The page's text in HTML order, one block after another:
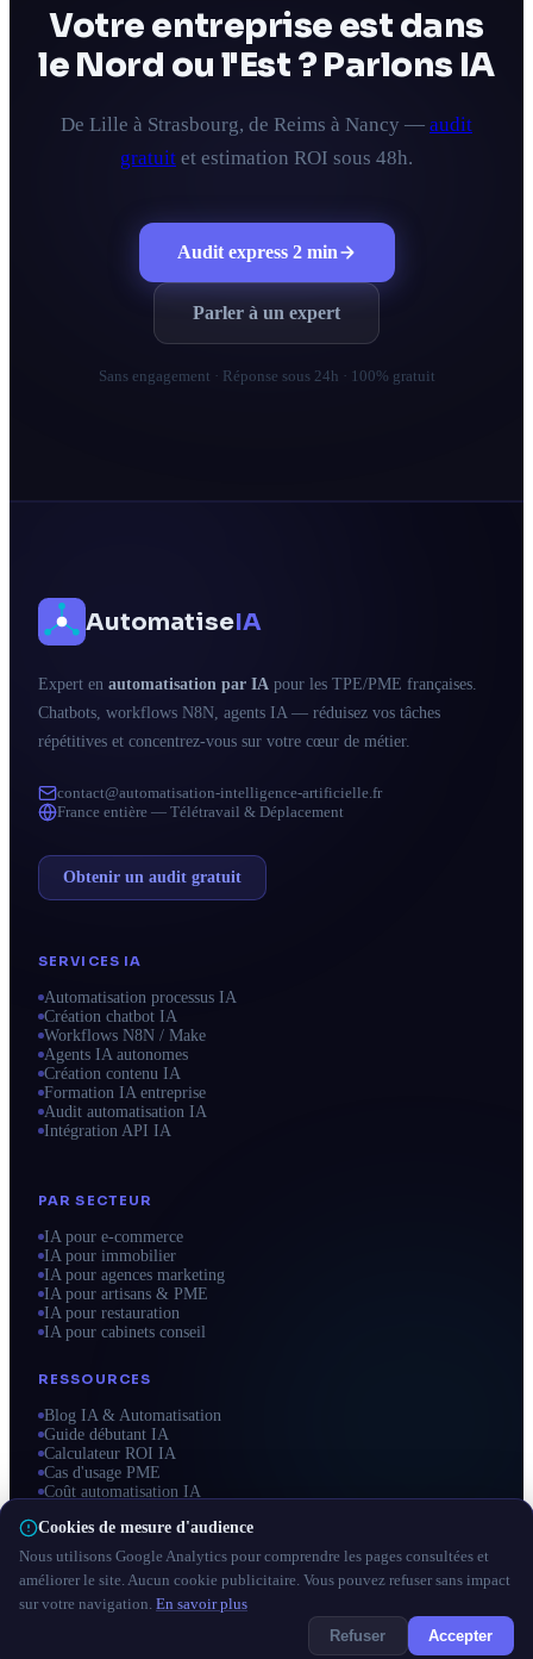
Votre entreprise est dans
le Nord ou l'Est ? Parlons IA
De Lille à Strasbourg, de Reims à Nancy — audit
gratuit et estimation ROI sous 48h.
Audit express 2 min
Parler à un expert
Sans engagement · Réponse sous 24h · 100% gratuit
AutomatiseIA
Expert en automatisation par IA pour les TPE/PME françaises.
Chatbots, workflows N8N, agents IA — réduisez vos tâches
répétitives et concentrez-vous sur votre cœur de métier.
contact@automatisation-intelligence-artificielle.fr
France entière — Télétravail & Déplacement
Obtenir un audit gratuit
SERVICES IA
Automatisation processus IA
Création chatbot IA
Workflows N8N / Make
Agents IA autonomes
Création contenu IA
Formation IA entreprise
Audit automatisation IA
Intégration API IA
PAR SECTEUR
IA pour e-commerce
IA pour immobilier
IA pour agences marketing
IA pour artisans & PME
IA pour restauration
IA pour cabinets conseil
RESSOURCES
Blog IA & Automatisation
Guide débutant IA
Calculateur ROI IA
Cas d'usage PME
Coût automatisation IA
© 2026 automatisation-intelligence-artificielle.fr — Tous droits
Cookies de mesure d'audience
Nous utilisons Google Analytics pour comprendre les pages consultées et
améliorer le site. Aucun cookie publicitaire. Vous pouvez refuser sans impact
sur votre navigation. En savoir plus
Refuser Accepter